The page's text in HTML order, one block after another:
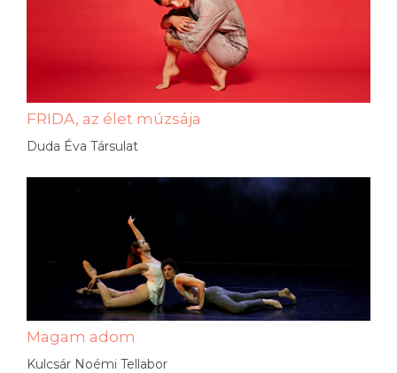
FRIDA, az élet múzsája
Duda Éva Társulat
Magam adom
Kulcsár Noémi Tellabor